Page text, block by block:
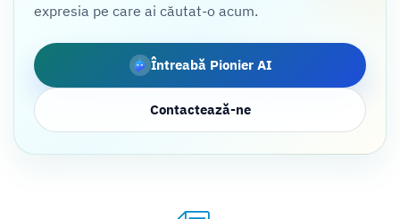
expresia pe care ai căutat-o acum.
Întreabă Pionier AI
Contactează-ne